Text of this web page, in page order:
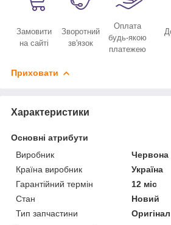
Замовити
на сайті
Зворотний
зв'язок
Оплата
будь-якою
платежею
Приховати
Характеристики
Основні атрибути
Виробник
Червона
Країна виробник
Україна
Гарантійний термін
12 міс
Стан
Новий
Тип запчастини
Оригінал